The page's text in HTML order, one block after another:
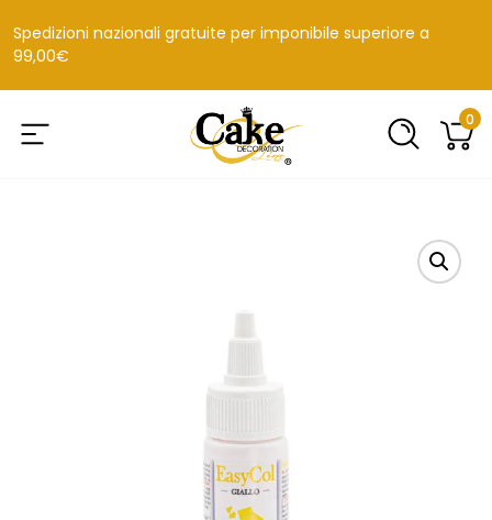
Spedizioni nazionali gratuite per imponibile superiore a
99,00€
0